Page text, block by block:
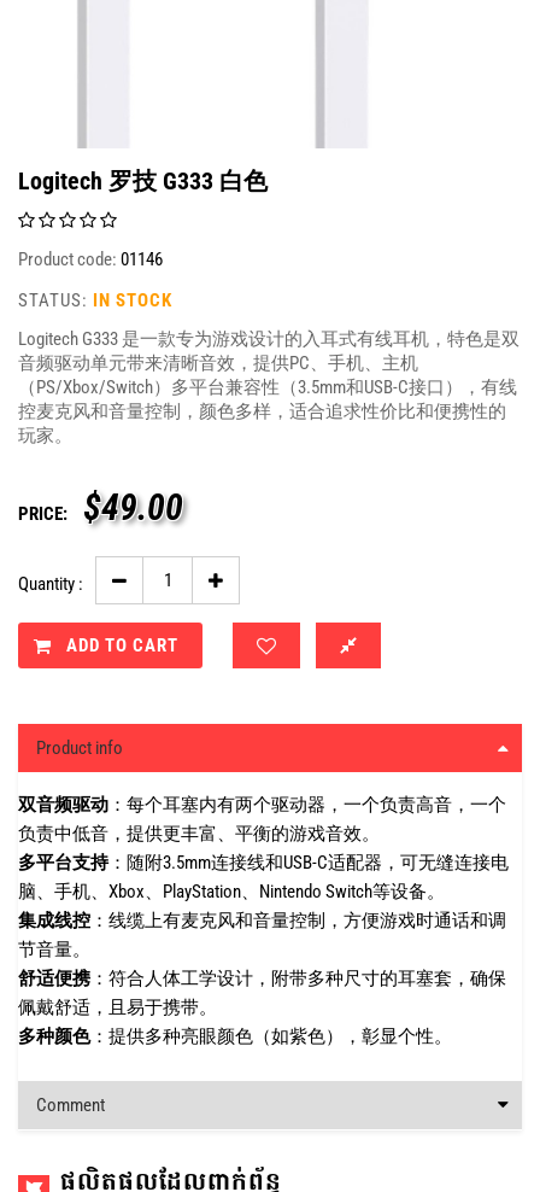
Logitech 罗技 G333 白色
Product code: 01146
STATUS: IN STOCK
Logitech G333 是一款专为游戏设计的入耳式有线耳机，特色是双
音频驱动单元带来清晰音效，提供PC、手机、主机
（PS/Xbox/Switch）多平台兼容性（3.5mm和USB-C接口），有线
控麦克风和音量控制，颜色多样，适合追求性价比和便携性的
玩家。
PRICE: $49.00
Quantity :
ADD TO CART
Product info
双音频驱动 ：每个耳塞内有两个驱动器，一个负责高音，一个
负责中低音，提供更丰富、平衡的游戏音效。
多平台支持：随附3.5mm连接线和USB-C适配器，可无缝连接电
脑、手机、Xbox、PlayStation、Nintendo Switch等设备。
集成线控 ：线缆上有麦克风和音量控制，方便游戏时通话和调
节音量。
舒适便携 ：符合人体工学设计，附带多种尺寸的耳塞套，确保
佩戴舒适，且易于携带。
多种颜色：提供多种亮眼颜色（如紫色），彰显个性。
Comment
ផលិតផលដែលពាក់ព័ន្ធ